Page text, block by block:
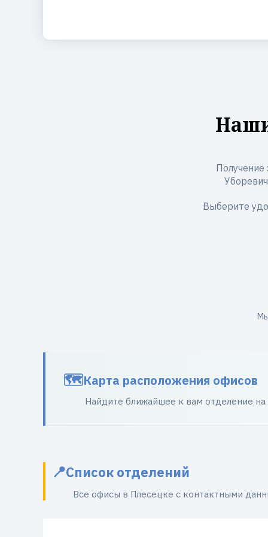
Получение
Выберите
Карта расположения офисов
Найдите ближайшее к вам отделение на
Список отделений
Все офисы в Плесецке с контактными